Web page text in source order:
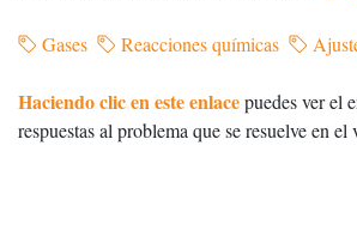
Gases Reacciones químicas
Haciendo clic en este enlacepuedes ver el
respuestas al problema que se resuelve en el